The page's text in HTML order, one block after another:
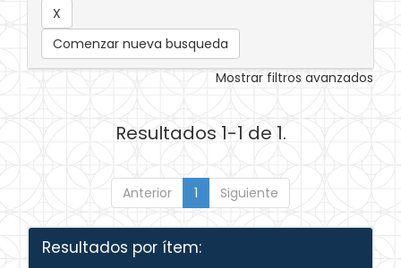
Comenzar nueva busqueda
Mostrar filtros avanzados
Resultados 1-1 de 1.
Anterior 1 Siguiente
Resultados por ítem: